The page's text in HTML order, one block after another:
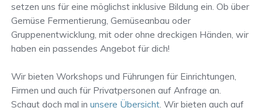
setzen uns für eine möglichst inklusive Bildung ein. Ob über
Gemüse Fermentierung, Gemüseanbau oder
Gruppenentwicklung, mit oder ohne dreckigen Händen, wir
haben ein passendes Angebot für dich!
Wir bieten Workshops und Führungen für Einrichtungen,
Firmen und auch für Privatpersonen auf Anfrage an.
Schaut doch mal in unsere Übersicht. Wir bieten auch auf